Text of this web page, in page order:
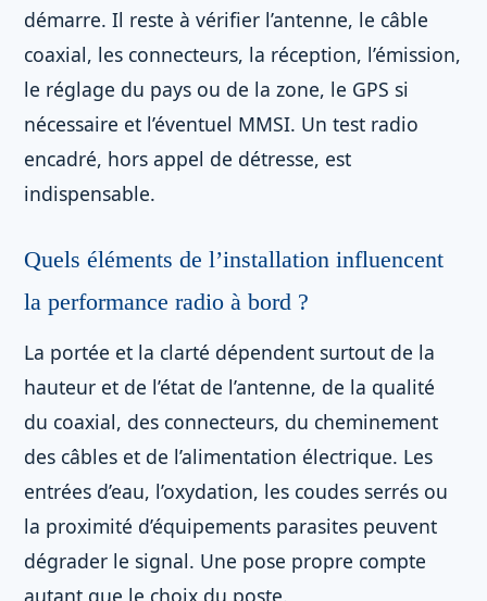
démarre. Il reste à vérifier l’antenne, le câble
coaxial, les connecteurs, la réception, l’émission,
le réglage du pays ou de la zone, le GPS si
nécessaire et l’éventuel MMSI. Un test radio
encadré, hors appel de détresse, est
indispensable.
Quels éléments de l’installation influencent
la performance radio à bord ?
La portée et la clarté dépendent surtout de la
hauteur et de l’état de l’antenne, de la qualité
du coaxial, des connecteurs, du cheminement
des câbles et de l’alimentation électrique. Les
entrées d’eau, l’oxydation, les coudes serrés ou
la proximité d’équipements parasites peuvent
dégrader le signal. Une pose propre compte
autant que le choix du poste.